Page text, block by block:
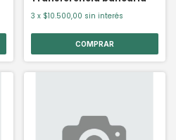
3 x $10.500,00 sin interés